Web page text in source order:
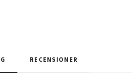
RECENSIONER